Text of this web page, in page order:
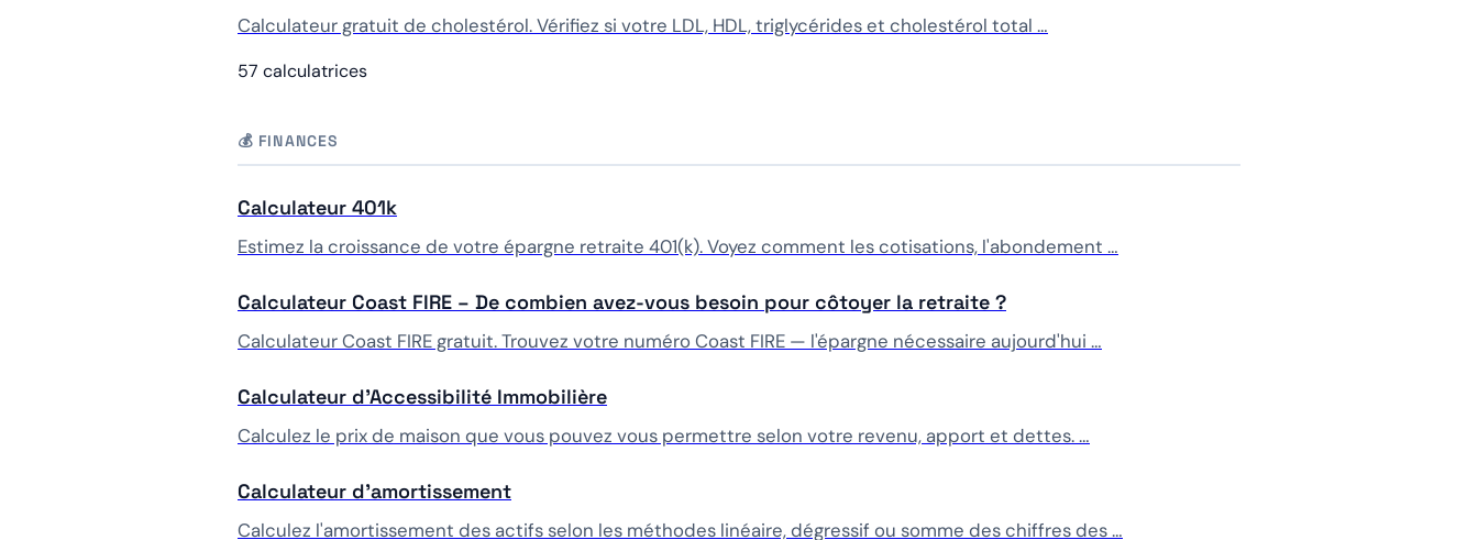
Calculateur gratuit de cholestérol. Vérifiez si votre LDL, HDL, triglycérides et cholestérol total …
57 calculatrices
💰 FINANCES
Calculateur 401k
Estimez la croissance de votre épargne retraite 401(k). Voyez comment les cotisations, l'abondement …
Calculateur Coast FIRE – De combien avez-vous besoin pour côtoyer la retraite ?
Calculateur Coast FIRE gratuit. Trouvez votre numéro Coast FIRE — l'épargne nécessaire aujourd'hui …
Calculateur d'Accessibilité Immobilière
Calculez le prix de maison que vous pouvez vous permettre selon votre revenu, apport et dettes. …
Calculateur d'amortissement
Calculez l'amortissement des actifs selon les méthodes linéaire, dégressif ou somme des chiffres des …